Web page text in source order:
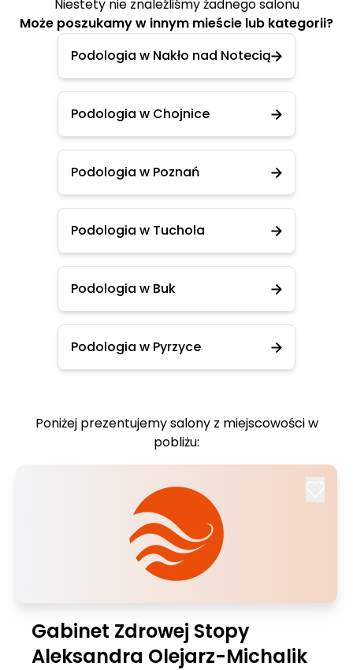
Niestety nie znaleźliśmy żadnego salonu
Może poszukamy w innym mieście lub kategorii?
Podologia w Nakło nad Notecią
Podologia w Chojnice
Podologia w Poznań
Podologia w Tuchola
Podologia w Buk
Podologia w Pyrzyce
Poniżej prezentujemy salony z miejscowości w
pobliżu:
Gabinet Zdrowej Stopy
Aleksandra Olejarz-Michalik